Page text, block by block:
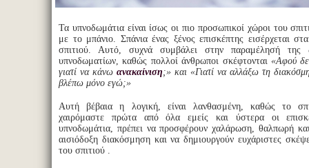
Τα υπνοδωμάτια είναι ίσως οι πιο προσωπικοί χώροι του
με το μπάνιο. Σπάνια ένας ξένος επισκέπτης εισέρχεται
σπιτιού. Αυτό, συχνά συμβάλει στην παραμέλησή της
υπνοδωματίων, καθώς πολλοί άνθρωποι σκέφτονται «Αφού
γιατί να κάνω ανακαίνιση;» και «Γιατί να αλλάξω τη
βλέπω μόνο εγώ;»
Αυτή βέβαια η λογική, είναι λανθασμένη, καθώς το
χαιρόμαστε πρώτα από όλα εμείς και ύστερα οι
υπνοδωμάτια, πρέπει να προσφέρουν χαλάρωση, θαλπωρή
αισιόδοξη διακόσμηση και να δημιουργούν ευχάριστες
του σπιτιού .